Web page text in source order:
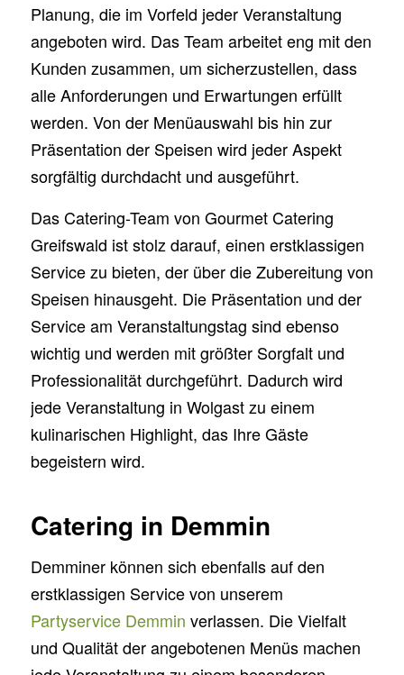
Planung, die im Vorfeld jeder Veranstaltung
angeboten wird. Das Team arbeitet eng mit den
Kunden zusammen, um sicherzustellen, dass
alle Anforderungen und Erwartungen erfüllt
werden. Von der Menüauswahl bis hin zur
Präsentation der Speisen wird jeder Aspekt
sorgfältig durchdacht und ausgeführt.
Das Catering-Team von Gourmet Catering
Greifswald ist stolz darauf, einen erstklassigen
Service zu bieten, der über die Zubereitung von
Speisen hinausgeht. Die Präsentation und der
Service am Veranstaltungstag sind ebenso
wichtig und werden mit größter Sorgfalt und
Professionalität durchgeführt. Dadurch wird
jede Veranstaltung in Wolgast zu einem
kulinarischen Highlight, das Ihre Gäste
begeistern wird.
Catering in Demmin
Demminer können sich ebenfalls auf den
erstklassigen Service von unserem
Partyservice Demmin verlassen. Die Vielfalt
und Qualität der angebotenen Menüs machen